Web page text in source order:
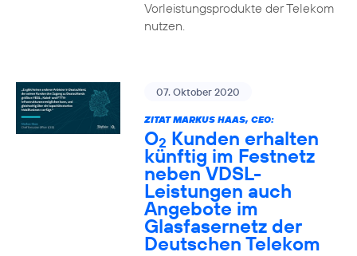
Vorleistungsprodukte der Telekom
nutzen.
07. Oktober 2020
ZITAT MARKUS HAAS, CEO:
O2 Kunden erhalten
künftig im Festnetz
neben VDSL-
Leistungen auch
Angebote im
Glasfasernetz der
Deutschen Telekom